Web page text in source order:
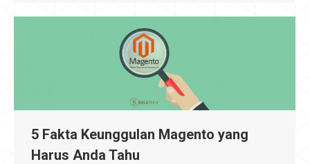
5 Fakta Keunggulan Magento yang
Harus Anda Tahu